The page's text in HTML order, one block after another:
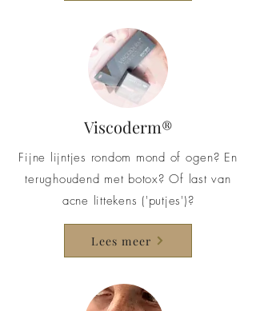
Viscoderm®
Fijne lijntjes rondom mond of ogen? En
terughoudend met botox? Of last van
acne littekens ('putjes')?
Lees meer